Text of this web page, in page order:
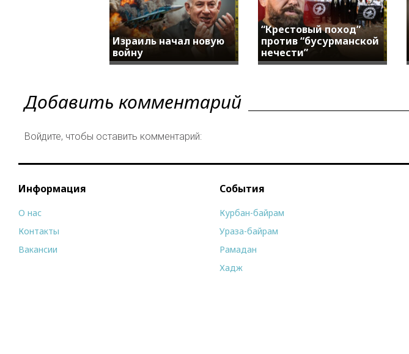
Израиль начал новую
войну
“Крестовый поход”
против “бусурманской
нечести”
Добавить комментарий
Войдите, чтобы оставить комментарий:
Информация
О нас
Контакты
Вакансии
События
Курбан-байрам
Ураза-байрам
Рамадан
Хадж